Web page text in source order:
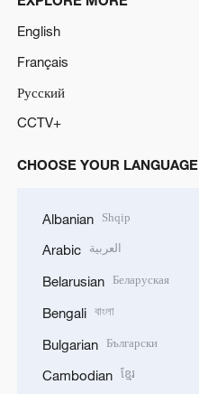
English
Français
Русский
CCTV+
CHOOSE YOUR LANGUAGE
Albanian Shqip
Arabic العربية
Belarusian Беларуская
Bengali বাংলা
Bulgarian Български
Cambodian ខ្មែរ